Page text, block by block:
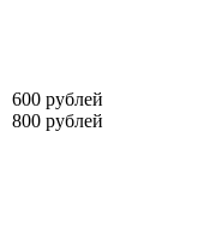
600 рублей
800 рублей